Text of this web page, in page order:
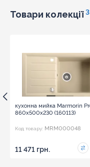
Товари колекції
кухонна мийка Marmorin
860х500х230 (160113)
Код товару: MRM000048
11 471 грн.